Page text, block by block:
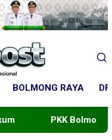
BOLMONG RAYA
PKK Bolmong